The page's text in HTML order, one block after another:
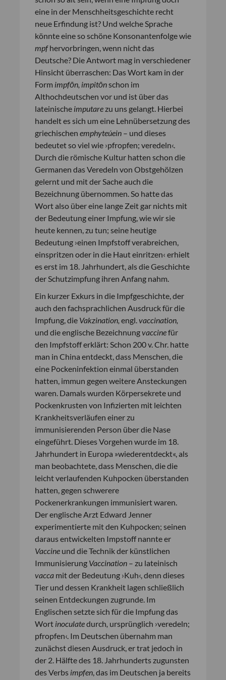
eine in der Menschheitsgeschichte recht
neue Erfindung ist? Und welche Sprache
könnte eine so schöne Konsonantenfolge wie
mpfhervorbringen, wenn nicht das
Deutsche? Die Antwort mag in verschiedener
Hinsicht überraschen: Das Wort kam in der
Form impfōn, impitōnschon im
Althochdeutschen vor und ist über das
lateinische imputarezu uns gelangt. Hierbei
handelt es sich um eine Lehnübersetzung des
griechischen emphyteúein – und dieses
bedeutet so viel wie ›pfropfen; veredeln‹.
Durch die römische Kultur hatten schon die
Germanen das Veredeln von Obstgehölzen
gelernt und mit der Sache auch die
Bezeichnung übernommen. So hatte das
Wort also über eine lange Zeit gar nichts mit
der Bedeutung einer Impfung, wie wir sie
heute kennen, zu tun; seine heutige
Bedeutung ›einen Impfstoff verabreichen,
einspritzen oder in die Haut einritzen‹ erhielt
es erst im 18. Jahrhundert, als die Geschichte
der Schutzimpfung ihren Anfang nahm.
Ein kurzer Exkurs in die Impfgeschichte, der
auch den fachsprachlichen Ausdruck für die
Impfung, die Vakzination, engl. vaccination,
und die englische Bezeichnungvaccinefür
den Impfstoff erklärt: Schon 200 v. Chr. hatte
man in China entdeckt, dass Menschen, die
eine Pockeninfektion einmal überstanden
hatten, immun gegen weitere Ansteckungen
waren. Damals wurden Körpersekrete und
Pockenkrusten von Infizierten mit leichten
Krankheitsverläufen einer zu
immunisierenden Person über die Nase
eingeführt. Dieses Vorgehen wurde im 18.
Jahrhundert in Europa »wiederentdeckt«, als
man beobachtete, dass Menschen, die die
leicht verlaufenden Kuhpocken überstanden
hatten, gegen schwerere
Pockenerkrankungen immunisiert waren.
Der englische Arzt Edward Jenner
experimentierte mit den Kuhpocken; seinen
daraus entwickelten Impstoff nannte er
Vaccine und die Technik der künstlichen
Immunisierung Vaccination – zu lateinisch
vacca mit der Bedeutung ›Kuh‹, denn dieses
Tier und dessen Krankheit lagen schließlich
seinen Entdeckungen zugrunde. Im
Englischen setzte sich für die Impfung das
Wort inoculatedurch ursprünglich ›veredeln;
pfropfen‹. Im Deutschen übernahm man
zunächst diesen Ausdruck, er trat jedoch in
der 2. Hälfte des 18. Jahrhunderts zugunsten
des Verbs impfen , das im Deutschen ja bereits